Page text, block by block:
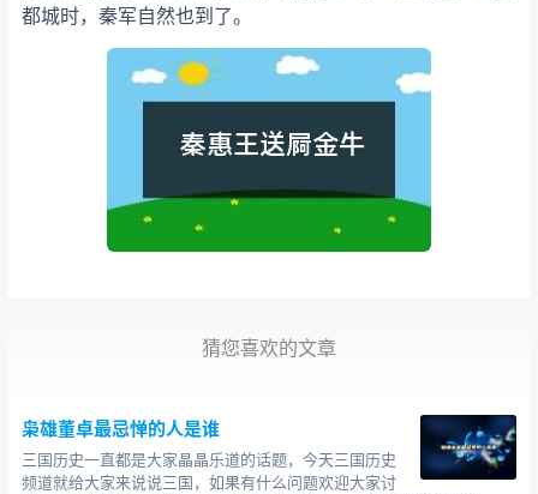
都城时，秦军自然也到了。
猜您喜欢的文章
枭雄董卓最忌惮的人是谁
三国历史一直都是大家晶晶乐道的话题，今天三国历史
频道就给大家来说说三国，如果有什么问题欢迎大家讨